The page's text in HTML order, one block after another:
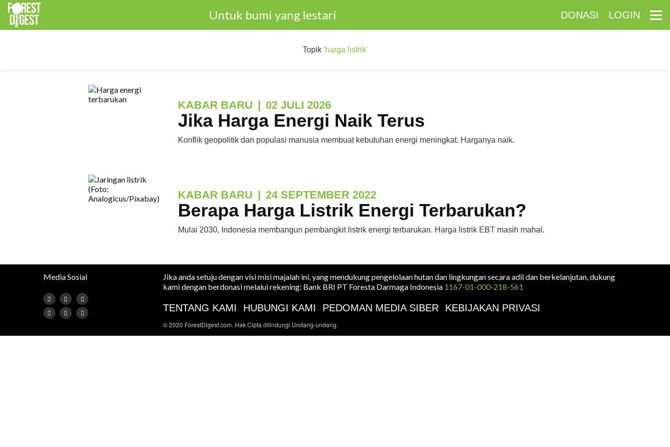
Untuk bumi yang lestari DONASI LOGIN
Topik 'harga listrik'
KABAR BARU | 02 JULI 2026
Jika Harga Energi Naik Terus
Konflik geopolitik dan populasi manusia membuat kebutuhan energi meningkat. Harganya naik.
KABAR BARU | 24 SEPTEMBER 2022
Berapa Harga Listrik Energi Terbarukan?
Mulai 2030, Indonesia membangun pembangkit listrik energi terbarukan. Harga listrik EBT masih mahal.
Media Sosial
Jika anda setuju dengan visi misi majalah ini, yang mendukung pengelolaan hutan dan lingkungan secara adil dan berkelanjutan, dukung
kami dengan berdonasi melalui rekening: Bank BRI PT Foresta Darmaga Indonesia 1167-01-000-218-561
TENTANG KAMI HUBUNGI KAMI PEDOMAN MEDIA SIBER KEBIJAKAN PRIVASI
© 2020 ForestDigest.com. Hak Cipta dilindungi Undang-undang.